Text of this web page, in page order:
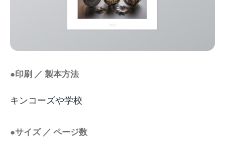
●印刷 ／ 製本方法
キンコーズや学校
●サイズ ／ ページ数